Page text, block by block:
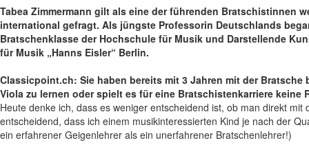
Tabea Zimmermann gilt als eine der führenden Bratschistinnen
international gefragt. Als jüngste Professorin Deutschlands
Bratschenklasse der Hochschule für Musik und Darstellende
für Musik „Hanns Eisler“ Berlin.
Classicpoint.ch: Sie haben bereits mit 3 Jahren mit der
Viola zu lernen oder spielt es für eine Bratschistenkarriere
Heute denke ich, dass es weniger entscheidend ist, ob man direkt
entscheidend, dass ich einem musikinteressierten Kind je nach der
ein erfahrener Geigenlehrer als ein unerfahrener Bratschenlehrer!)